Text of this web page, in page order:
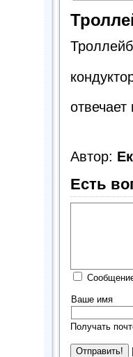
Автор:
Есть
Ваше имя
Получать